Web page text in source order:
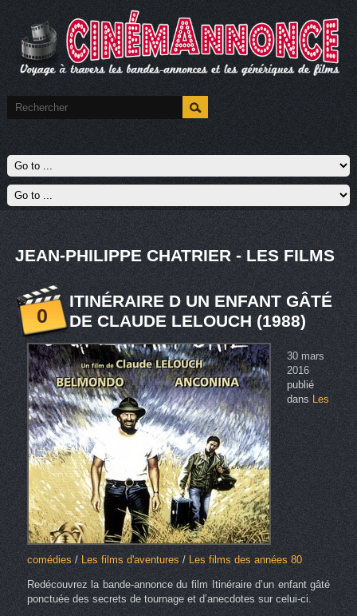
JEAN-PHILIPPE CHATRIER - LES FILMS
0
ITINÉRAIRE D UN ENFANT GÂTÉ
DE CLAUDE LELOUCH (1988)
30 mars
2016
publié
dansLes
comédies/ Les films d'aventures /Les films des années 80
Redécouvrez la bande-annonce du film Itinéraire d’un enfant gâté
ponctuée des secrets de tournage et d’anecdotes sur celui-ci.